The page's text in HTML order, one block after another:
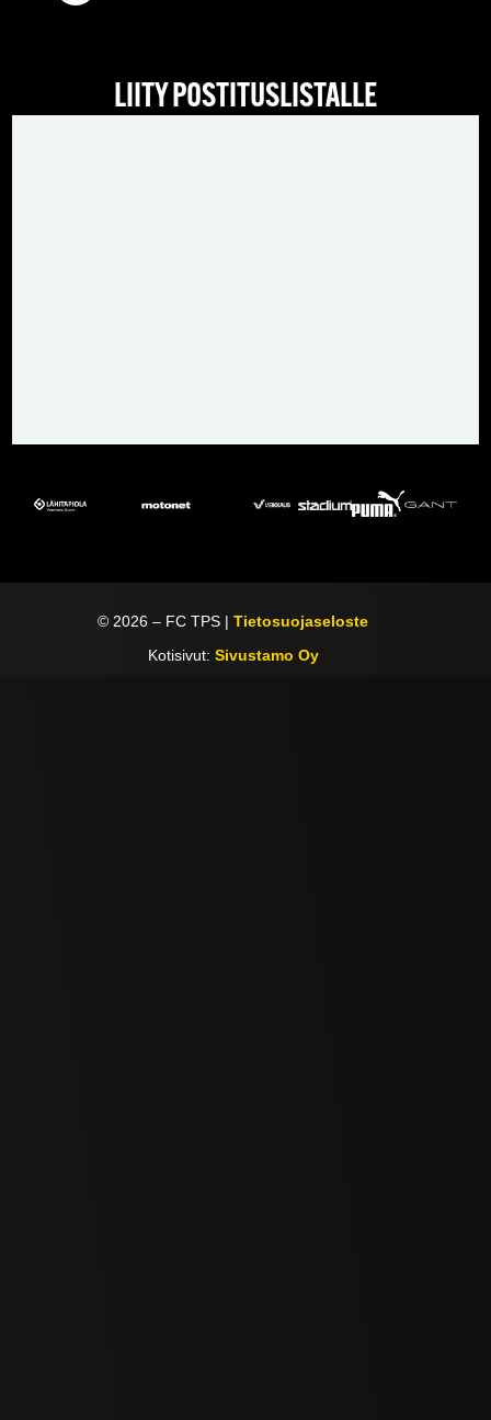
LIITY POSTITUSLISTALLE
©2026 – FC TPS |Tietosuojaseloste
Kotisivut: Sivustamo Oy